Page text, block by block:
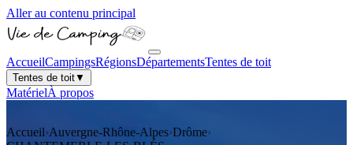
Aller au contenu principal
AccueilCampingsRégionsDépartementsTentes de toit
Tentes de toit▼
MatérielÀ propos
Accueil›Auvergne-Rhône-Alpes›Drôme›